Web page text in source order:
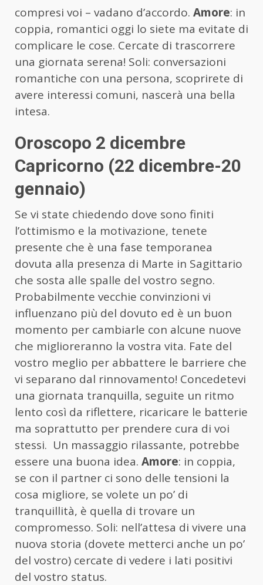
compresi voi – vadano d’accordo. Amore: in
coppia, romantici oggi lo siete ma evitate di
complicare le cose. Cercate di trascorrere
una giornata serena! Soli: conversazioni
romantiche con una persona, scoprirete di
avere interessi comuni, nascerà una bella
intesa.
Oroscopo 2 dicembre
Capricorno (22 dicembre-20
gennaio)
Se vi state chiedendo dove sono finiti
l’ottimismo e la motivazione, tenete
presente che è una fase temporanea
dovuta alla presenza di Marte in Sagittario
che sosta alle spalle del vostro segno.
Probabilmente vecchie convinzioni vi
influenzano più del dovuto ed è un buon
momento per cambiarle con alcune nuove
che miglioreranno la vostra vita. Fate del
vostro meglio per abbattere le barriere che
vi separano dal rinnovamento! Concedetevi
una giornata tranquilla, seguite un ritmo
lento così da riflettere, ricaricare le batterie
ma soprattutto per prendere cura di voi
stessi. Un massaggio rilassante, potrebbe
essere una buona idea. Amore: in coppia,
se con il partner ci sono delle tensioni la
cosa migliore, se volete un po’ di
tranquillità, è quella di trovare un
compromesso. Soli: nell’attesa di vivere una
nuova storia (dovete metterci anche un po’
del vostro) cercate di vedere i lati positivi
del vostro status.